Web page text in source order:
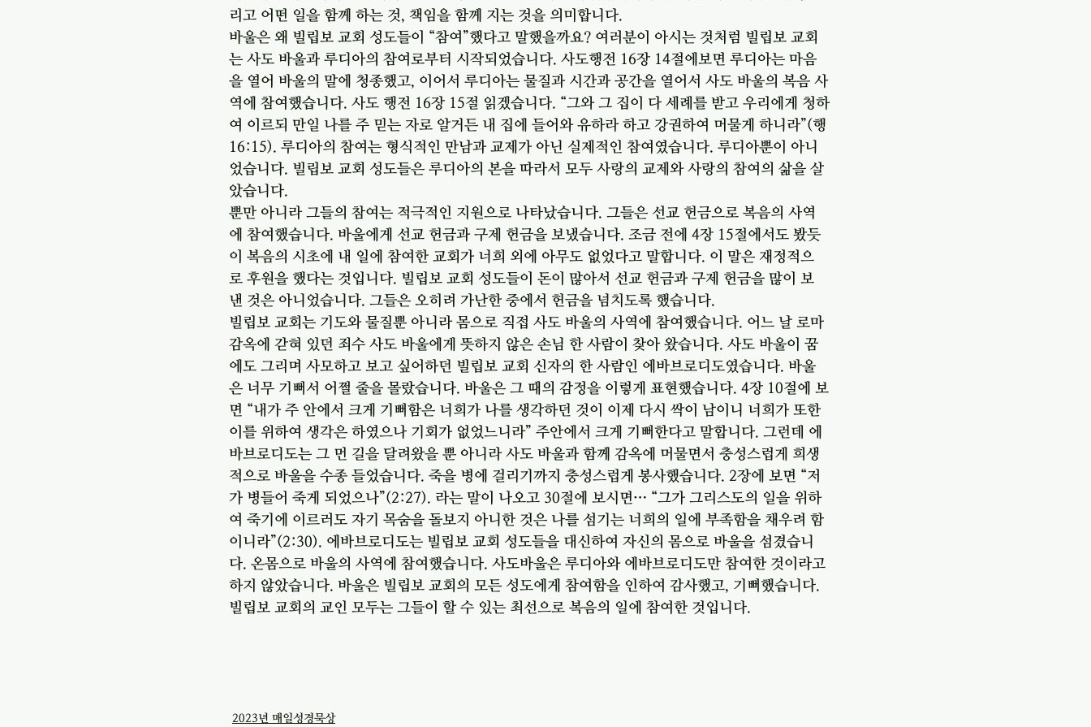
리고 어떤 일을 함께 하는 것, 책임을 함께 지는 것을 의미합니다.
바울은 왜 빌립보 교회 성도들이 “참여”했다고 말했을까요? 여러분이 아시는 것처럼 빌립보 교회
는 사도 바울과 루디아의 참여로부터 시작되었습니다. 사도행전 16장 14절에보면 루디아는 마음
을 열어 바울의 말에 청종했고, 이어서 루디아는 물질과 시간과 공간을 열어서 사도 바울의 복음 사
역에 참여했습니다. 사도 행전 16장 15절 읽겠습니다. “그와 그 집이 다 세례를 받고 우리에게 청하
여 이르되 만일 나를 주 믿는 자로 알거든 내 집에 들어와 유하라 하고 강권하여 머물게 하니라”(행
16:15). 루디아의 참여는 형식적인 만남과 교제가 아닌 실제적인 참여였습니다. 루디아뿐이 아니
었습니다. 빌립보 교회 성도들은 루디아의 본을 따라서 모두 사랑의 교제와 사랑의 참여의 삶을 살
았습니다.
뿐만 아니라 그들의 참여는 적극적인 지원으로 나타났습니다. 그들은 선교 헌금으로 복음의 사역
에 참여했습니다. 바울에게 선교 헌금과 구제 헌금을 보냈습니다. 조금 전에 4장 15절에서도 봤듯
이 복음의 시초에 내 일에 참여한 교회가 너희 외에 아무도 없었다고 말합니다. 이 말은 재정적으
로 후원을 했다는 것입니다. 빌립보 교회 성도들이 돈이 많아서 선교 헌금과 구제 헌금을 많이 보
낸 것은 아니었습니다. 그들은 오히려 가난한 중에서 헌금을 넘치도록 했습니다.
빌립보 교회는 기도와 물질뿐 아니라 몸으로 직접 사도 바울의 사역에 참여했습니다. 어느 날 로마
감옥에 갇혀 있던 죄수 사도 바울에게 뜻하지 않은 손님 한 사람이 찾아 왔습니다. 사도 바울이 꿈
에도 그리며 사모하고 보고 싶어하던 빌립보 교회 신자의 한 사람인 에바브로디도였습니다. 바울
은 너무 기뻐서 어쩔 줄을 몰랐습니다. 바울은 그 때의 감정을 이렇게 표현했습니다. 4장 10절에 보
면 “내가 주 안에서 크게 기뻐함은 너희가 나를 생각하던 것이 이제 다시 싹이 남이니 너희가 또한
이를 위하여 생각은 하였으나 기회가 없었느니라” 주안에서 크게 기뻐한다고 말합니다. 그런데 에
바브로디도는 그 먼 길을 달려왔을 뿐 아니라 사도 바울과 함께 감옥에 머물면서 충성스럽게 희생
적으로 바울을 수종 들었습니다. 죽을 병에 걸리기까지 충성스럽게 봉사했습니다. 2장에 보면 “저
가 병들어 죽게 되었으나”(2:27). 라는 말이 나오고 30절에 보시면… “그가 그리스도의 일을 위하
여 죽기에 이르러도 자기 목숨을 돌보지 아니한 것은 나를 섬기는 너희의 일에 부족함을 채우려 함
이니라”(2:30). 에바브로디도는 빌립보 교회 성도들을 대신하여 자신의 몸으로 바울을 섬겼습니
다. 온몸으로 바울의 사역에 참여했습니다. 사도바울은 루디아와 에바브로디도만 참여한 것이라고
하지 않았습니다. 바울은 빌립보 교회의 모든 성도에게 참여함을 인하여 감사했고, 기뻐했습니다.
빌립보 교회의 교인 모두는 그들이 할 수 있는 최선으로 복음의 일에 참여한 것입니다.
2023년 매일성경묵상